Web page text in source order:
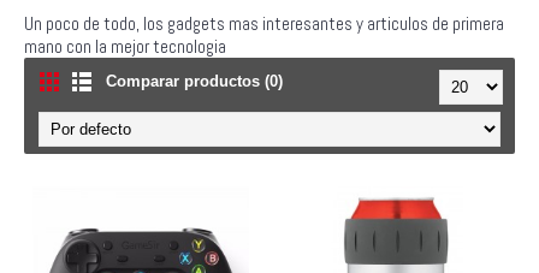
Un poco de todo, los gadgets mas interesantes y articulos de primera
mano con la mejor tecnologia
Comparar productos (0)